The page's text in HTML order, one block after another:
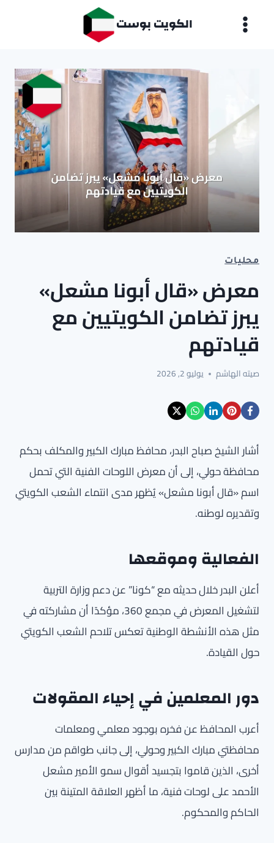
الكويت بوست
محليات
معرض «قال أبونا مشعل»
يبرز تضامن الكويتيين مع
قيادتهم
صيته الهاشم يوليو 2, 2026
أشار الشيخ صباح البدر، محافظ مبارك الكبير والمكلف بحكم
محافظة حولي، إلى أن معرض اللوحات الفنية التي تحمل
اسم «قال أبونا مشعل» يُظهر مدى انتماء الشعب الكويتي
وتقديره لوطنه.
الفعالية وموقعها
أعلن البدر خلال حديثه مع “كونا” عن دعم وزارة التربية
لتشغيل المعرض في مجمع 360، مؤكدًا أن مشاركته في
مثل هذه الأنشطة الوطنية تعكس تلاحم الشعب الكويتي
حول القيادة.
دور المعلمين في إحياء المقولات
أعرب المحافظ عن فخره بوجود معلمي ومعلمات
محافظتي مبارك الكبير وحولي، إلى جانب طواقم من مدارس
أخرى، الذين قاموا بتجسيد أقوال سمو الأمير مشعل
الأحمد على لوحات فنية، ما أظهر العلاقة المتينة بين
الحاكم والمحكوم.